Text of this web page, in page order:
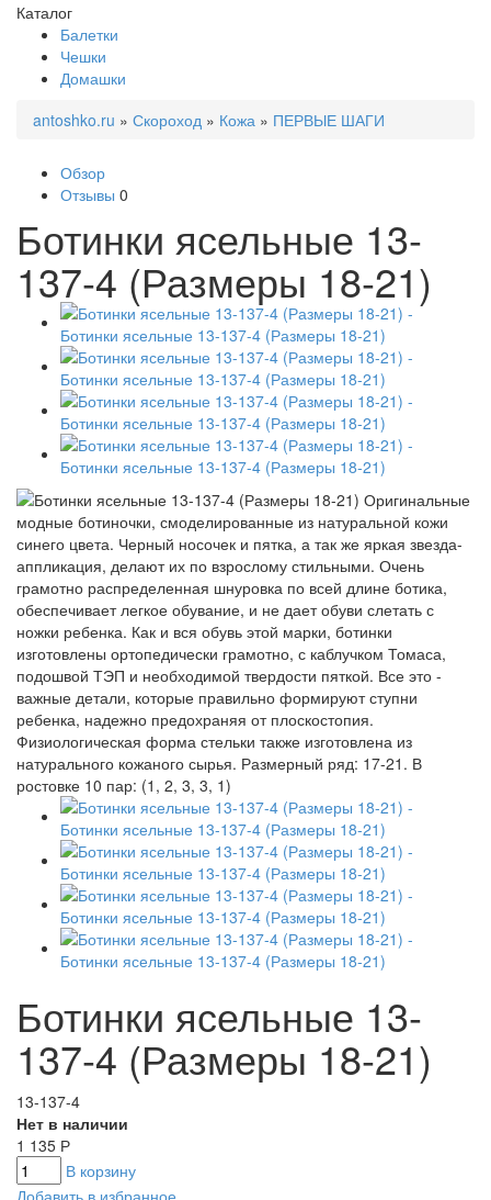
Каталог
Балетки
Чешки
Домашки
antoshko.ru » Скороход » Кожа » ПЕРВЫЕ ШАГИ
Обзор
Отзывы 0
Ботинки ясельные 13-
137-4 (Размеры 18-21)
Ботинки ясельные 13-
137-4 (Размеры 18-21)
13-137-4
Нет в наличии
1 135 Р
В корзину